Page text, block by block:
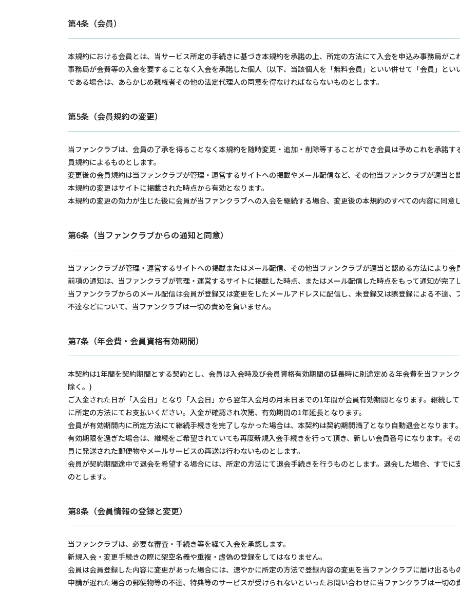
第4条（会員）
本規約における会員とは、当サービス所定の手続きに基づき本規約を承諾の上、所定の方法にて入会を申込み事務局が
事務局が会費等の入金を要することなく入会を承諾した個人（以下、当該個人を「無料会員」といい併せて「会員」と
である場合は、あらかじめ親権者その他の法定代理人の同意を得なければならないものとします。
第5条（会員規約の変更）
当ファンクラブは、会員の了承を得ることなく本規約を随時変更・追加・削除等することができ会員は予めこれを承諾
員規約によるものとします。
変更後の会員規約は当ファンクラブが管理・運営するサイトへの掲載やメール配信など、その他当ファンクラブが適当と
本規約の変更はサイトに掲載された時点から有効となります。
本規約の変更の効力が生じた後に会員が当ファンクラブへの入会を継続する場合、変更後の本規約のすべての内容に同意
第6条（当ファンクラブからの通知と同意）
当ファンクラブが管理・運営するサイトへの掲載またはメール配信、その他当ファンクラブが適当と認める方法により会
前項の通知は、当ファンクラブが管理・運営するサイトに掲載した時点、またはメール配信した時点をもって通知が完了
当ファンクラブからのメール配信は会員が登録又は変更をしたメールアドレスに配信し、未登録又は誤登録による不達
不達などについて、当ファンクラブは一切の責めを負いません。
第7条（年会費・会員資格有効期間）
本契約は1年間を契約期間とする契約とし、会員は入会時及び会員資格有効期間の延長時に別途定める年会費を当ファン
除く。)
ご入金された日が「入会日」となり「入会日」から翌年入会月の月末日までの1年間が会員有効期間となります。継続し
に所定の方法にてお支払いください。入金が確認され次第、有効期間の1年延長となります。
会員が有効期間内に所定方法にて継続手続きを完了しなかった場合は、本契約は契約期間満了となり自動退会となります。
有効期限を過ぎた場合は、継続をご希望されていても再度新規入会手続きを行って頂き、新しい会員番号になります。
員に発送された郵便物やメールサービスの再送は行わないものとします。
会員が契約期間途中で退会を希望する場合には、所定の方法にて退会手続きを行うものとします。退会した場合、すで
のとします。
第8条（会員情報の登録と変更）
当ファンクラブは、必要な審査・手続き等を経て入会を承認します。
新規入会・変更手続きの際に架空名義や重複・虚偽の登録をしてはなりません。
会員は会員登録した内容に変更があった場合には、速やかに所定の方法で登録内容の変更を当ファンクラブに届け出るも
申請が遅れた場合の郵便物等の不達、特典等のサービスが受けられないといったお問い合わせに当ファンクラブは一切の